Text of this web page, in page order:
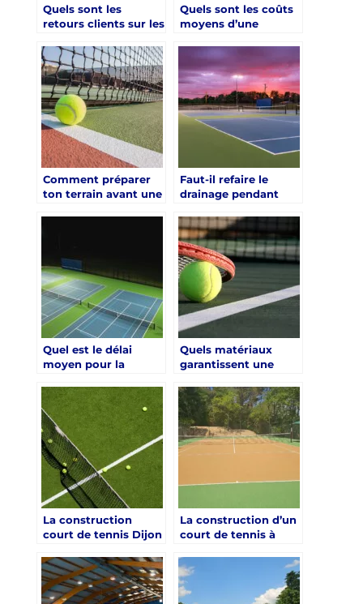
terrain de tennis en
résine synthétique à
Quels sont les
retours clients sur les
courts de tennis au
Mans ?
Quels sont les coûts
moyens d’une
Lyon ?
Comment préparer
ton terrain avant une
Faut-il refaire le
drainage pendant
de tennis Lyon ?
Quel est le délai
moyen pour la
court de tennis à
Angers pour les
centres de remise en
forme et bien-être ?
Quels matériaux
garantissent une
pour une
construction court
de tennis à
Chambéry en
résidence senior ?
La construction
court de tennis Dijon
ce qu’il faut savoir
La construction d’un
court de tennis à
être déclarée auprès
des services
municipaux ?